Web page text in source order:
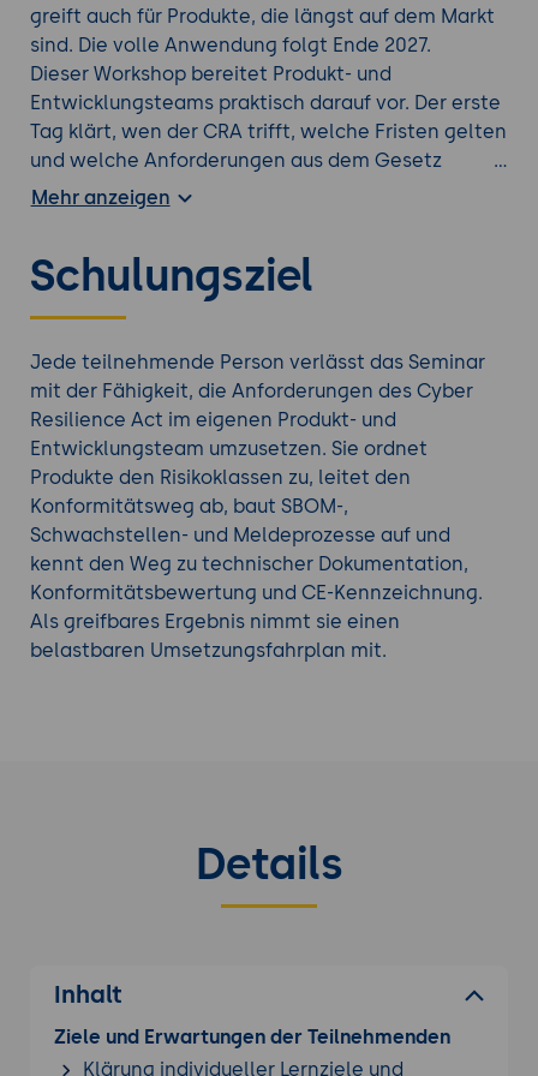
greift auch für Produkte, die längst auf dem Markt
sind. Die volle Anwendung folgt Ende 2027.
Dieser Workshop bereitet Produkt- und
Entwicklungsteams praktisch darauf vor. Der erste
Tag klärt, wen der CRA trifft, welche Fristen gelten
und welche Anforderungen aus dem Gesetz
folgen. Der zweite Tag baut die konkreten
Konformitätsbewertung. Gearbeitet wird an
einem durchgehenden Beispielprodukt, sodass am
Mehr anzeigen
Schulungsziel
Jede teilnehmende Person verlässt das Seminar
mit der Fähigkeit, die Anforderungen des Cyber
Resilience Act im eigenen Produkt- und
Entwicklungsteam umzusetzen. Sie ordnet
Produkte den Risikoklassen zu, leitet den
Konformitätsweg ab, baut SBOM-,
Schwachstellen- und Meldeprozesse auf und
kennt den Weg zu technischer Dokumentation,
Konformitätsbewertung und CE-Kennzeichnung.
Als greifbares Ergebnis nimmt sie einen
belastbaren Umsetzungsfahrplan mit.
Details
Inhalt
Ziele und Erwartungen der Teilnehmenden
Klärung individueller Lernziele und